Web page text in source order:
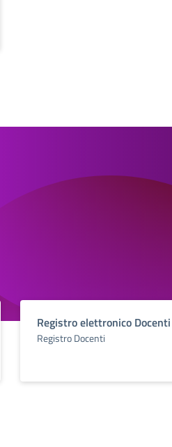
Registro elettronico Docenti
Registro Docenti